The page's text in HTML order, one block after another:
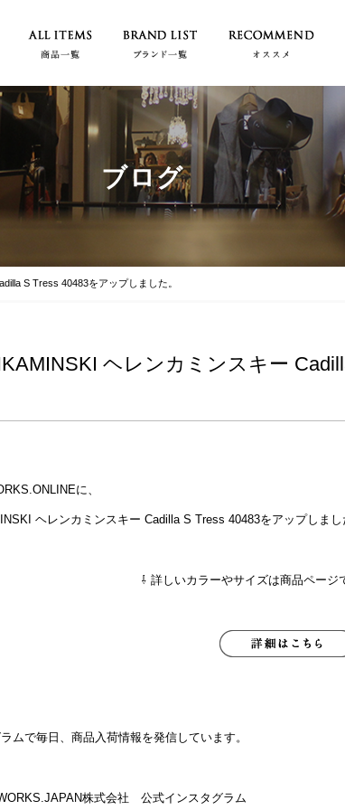
ブログ
S Tress 40483をアップしました。
ヘレンカミンスキー
に、
ヘレンカミンスキー Cadilla S Tress 40483をアップしまし
⇩ 詳しいカラーやサイズは商品ページ
ムで毎日、商品入荷情報を発信しています。
株式会社 公式インスタグラム